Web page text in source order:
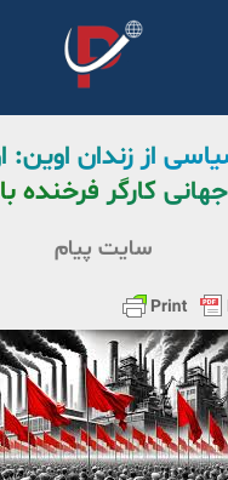
سیاسی از زندان
جهانی کارگر فرخنده
سایت پیام